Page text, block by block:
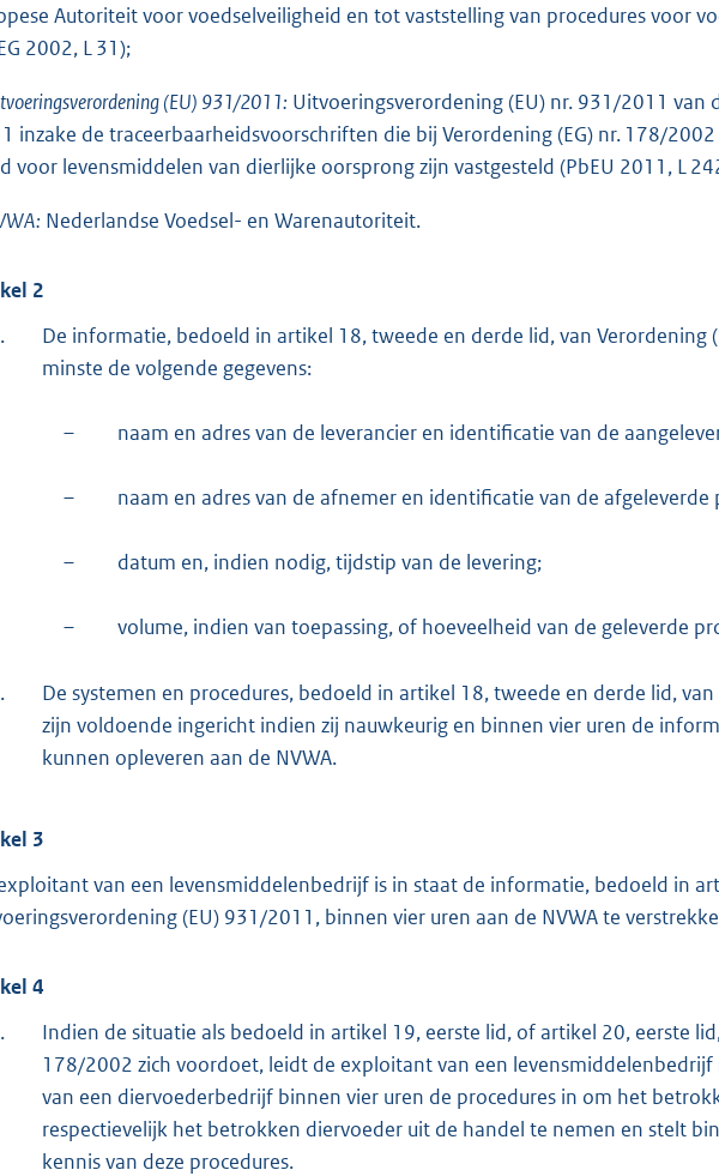
Autoriteit voor voedselveiligheid en tot vaststelling van procedures voor
2002, L 31);
(EU) 931/2011: Uitvoeringsverordening (EU) nr. 931/2011 van
inzake de traceerbaarheidsvoorschriften die bij Verordening (EG) nr. 178/
voor levensmiddelen van dierlijke oorsprong zijn vastgesteld (PbEU 2011, L
Nederlandse Voedsel- en Warenautoriteit.
2
De informatie, bedoeld in artikel 18, tweede en derde lid, van Verordening
minste de volgende gegevens:
– naam en adres van de leverancier en identificatie van de
– naam en adres van de afnemer en identificatie van de afgeleverde
– datum en, indien nodig, tijdstip van de levering;
– volume, indien van toepassing, of hoeveelheid van de geleverde
De systemen en procedures, bedoeld in artikel 18, tweede en derde lid,
zijn voldoende ingericht indien zij nauwkeurig en binnen vier uren de
kunnen opleveren aan de NVWA.
3
van een levensmiddelenbedrijf is in staat de informatie, bedoeld in
(EU) 931/2011, binnen vier uren aan de NVWA te
4
Indien de situatie als bedoeld in artikel 19, eerste lid, of artikel 20, eerste
178/2002 zich voordoet, leidt de exploitant van een
van een diervoederbedrijf binnen vier uren de procedures in om het
respectievelijk het betrokken diervoeder uit de handel te nemen en stelt
kennis van deze procedures.